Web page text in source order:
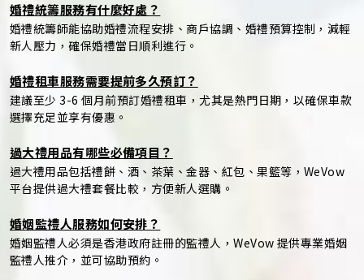
婚禮統籌服務有什麼好處？
婚禮統籌師能協助婚禮流程安排、商戶協調、婚禮預算控制，減輕
新人壓力，確保婚禮當日順利進行。
婚禮租車服務需要提前多久預訂？
建議至少 3-6 個月前預訂婚禮租車，尤其是熱門日期，以確保車款
選擇充足並享有優惠。
過大禮用品有哪些必備項目？
過大禮用品包括禮餅、酒、茶葉、金器、紅包、果籃等，WeVow
平台提供過大禮套餐比較，方便新人選購。
婚姻監禮人服務如何安排？
婚姻監禮人必須是香港政府註冊的監禮人，WeVow 提供專業婚姻
監禮人推介，並可協助預約。